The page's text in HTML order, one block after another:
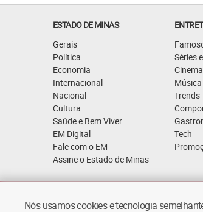
ESTADO DE MINAS
Gerais
Política
Economia
Internacional
Nacional
Cultura
Saúde e Bem Viver
EM Digital
Fale com o EM
Assine o Estado de Minas
Séries
Cinema
Música
Trends
Tech
Quem Somos Política de
Nós usamos cookies e tecnologia